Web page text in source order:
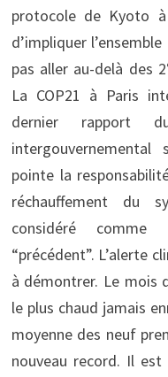
protocole de Kyoto
d’impliquer
pas aller au-delà des
La COP21 à Paris
dernier rapport
pointe la
réchauffement du
considéré comme
“précédent”. L’alerte
à démontrer. Le mois
le plus chaud jamais
moyenne des neuf
nouveau record. Il